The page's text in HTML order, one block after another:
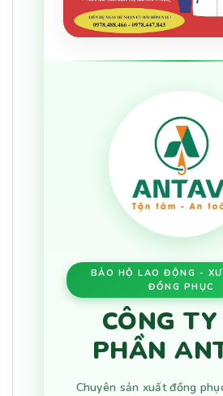
BẢO HỘ LAO ĐỘNG -
ĐỒNG PHỤC
CÔNG
PHẦN
Chuyên sản xuất đồng